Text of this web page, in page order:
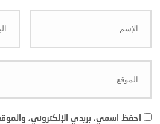
احفظ اسمي، بريدي الإلكتروني،